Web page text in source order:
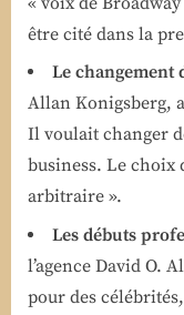
être cité dans la
Le changement
Allan Konigsberg,
Il voulait changer
business. Le choix
arbitraire ».
Les débuts
l’agence David O.
pour des